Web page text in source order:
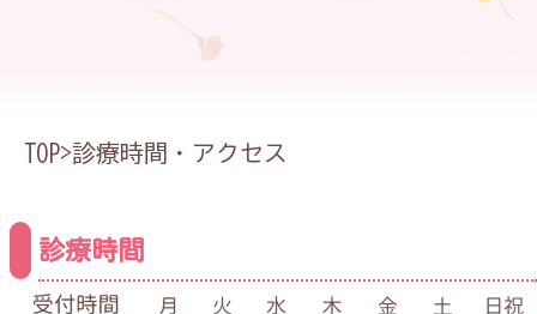
TOP>診療時間・アクセス
診療時間